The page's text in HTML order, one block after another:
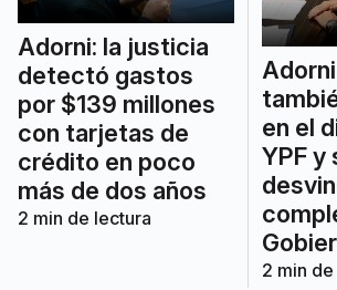
Adorni: la justicia
detectó gastos
por $139 millones
con tarjetas de
crédito en poco
más de dos años
2 min de lectura
en el
YPF y
2 min